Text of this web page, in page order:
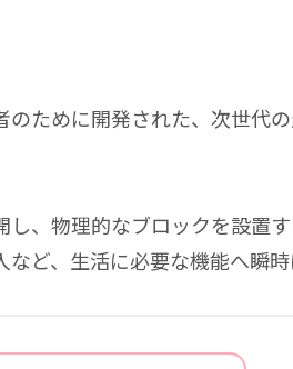
ために開発された、次世代
、物理的なブロックを設置
ど、生活に必要な機能へ瞬時